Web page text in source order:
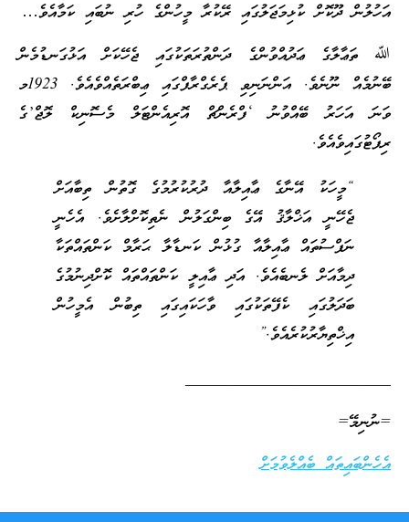
އަހުލުން ދޫކޮށް ކުޅިމަޖަލުގައި ރޭކުރާ މީހުންގެ ހުރި ނުބައި ކަމާއެވެ…
ﷲ ތަޢާލާގެ ޢަދުއްވުންގެ ދަންތުރަތަކުގައި ޖެހޭކަށް އަޅުގަނޑުމެން
ބޭނުމެއް ނޫނެވެ. އަންނަނިވި ޕެރެގްރާފްގައި ޢިބްރަތެއްވެއެވެ. 1923މ
ވަނަ އަހަރު ބޭއްވުނު ‘ފްރެންޗް އޮރިއެންޓަލް މެސޮނިކް ލޮޖް’ގެ
ރިޕޯޓުގައިވެއެވެ.
“މީހަކު އޭނާގެ ޢާއިލާއާ ދުރުކުރުމުގެ ގޮތުން ތިބާއަށް
ޖެހޭނީ އަޚްލާޤު އޭގެ ބިންގަލުން ނެތިކޮށްލާށެވެ. އެހެނީ
ނަފްސުތައް ޢާއިލާއާ ގުޅުން ކަނޑާލާ ޙަރާމް ކަންތައްތަކާ
ދިމާއަށް ލެނބެއެވެ. އަދި ޢާއިލީ ކަންތައްތައް ކޮށްދިނުމުގެ
ބަދަލުގައި ކެފޭތަކުގައި ވާހަކައިގައި ތިބުން އެމީހުން
އިޚްތިޔާރުކުރެއެވެ.”
_________________________
=ނުނިމޭ=
އެހެންބައިތައް ބެއްލެވުމަށް